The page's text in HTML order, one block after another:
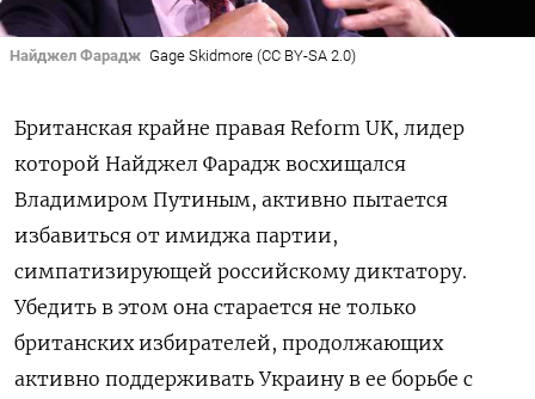
Найджел Фарадж Gage Skidmore (CC BY-SA 2.0)
Британская крайне правая Reform UK, лидер
которой Найджел Фарадж восхищался
Владимиром Путиным, активно пытается
избавиться от имиджа партии,
симпатизирующей российскому диктатору.
Убедить в этом она старается не только
британских избирателей, продолжающих
активно поддерживать Украину в ее борьбе с